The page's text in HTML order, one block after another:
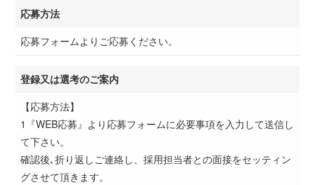
応募方法
応募フォームよりご応募ください。
登録又は選考のご案内
【応募方法】
1『WEB応募』より応募フォームに必要事項を入力して送信し
て下さい。
確認後､折り返しご連絡し、採用担当者との面接をセッティン
グさせて頂きます。